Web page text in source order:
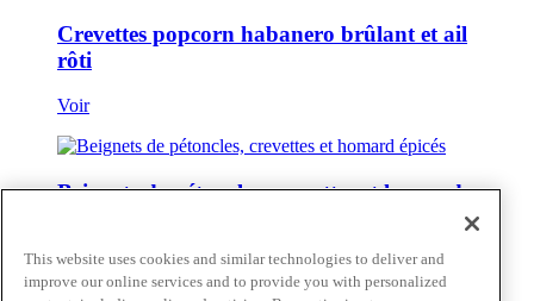
Crevettes popcorn habanero brûlant et ail
rôti
Voir
Beignets de pétoncles, crevettes et homard
Voir
This website uses cookies and similar technologies to deliver and
improve our online services and to provide you with personalized